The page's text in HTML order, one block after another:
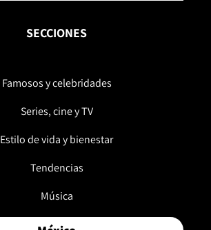
SECCIONES
Famosos y celebridades
Series, cine y TV
Estilo de vida y bienestar
Tendencias
Música